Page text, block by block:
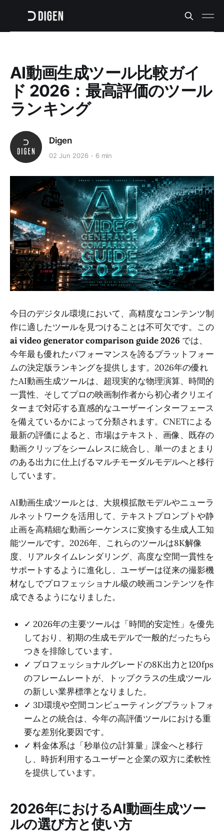
AI動画生成ツール比較ガイ
ド 2026：最高評価のツール
ランキング
Digen
02 Jun 2026 6 min
今日のデジタル環境において、高精度なコンテンツ制
作に適したツールを見つけることは不可欠です。この
ai video generator comparison guide 2026 では、
今年最も優れたパフォーマンスを誇るプラットフォー
ムの決定版ランキングを提供します。2026年の優れ
たAI動画生成ツールは、超現実的な物理演算、時間的
一貫性、そしてプロの映画制作者から初心者クリエイ
ターまで対応する直感的なユーザーインターフェース
を備えているかによって分類されます。CNETによる
最新の評価によると、市場はテキスト、画像、既存の
動画クリップをシームレスに統合し、単一のまとまり
のある出力に仕上げるマルチモーダルモデルへと移行
しています。
AI動画生成ツールとは、大規模拡散モデルやニューラ
ルネットワークを活用して、テキストプロンプトや静
止画を高精細な動画シーケンスに変換する生成人工知
能ツールです。2026年、これらのツールは8K解像
度、リアルタイムレンダリング、高度な空間一貫性を
サポートするように進化し、ユーザーは従来の撮影機
材なしでプロフェッショナル級の映画コンテンツを作
成できるようになりました。
✓ 2026年の主要ツールは「時間的安定性」を優先
しており、初期の生成モデルで一般的だったちら
つきを排除しています。
✓ プロフェッショナルグレードの8K出力と120fps
のフレームレートが、トップクラスの生成ツール
の新しい業界標準となりました。
✓ 3D環境や空間コンピューティングプラットフォ
ームとの統合は、今年の高評価ツールにおける重
要な差別化要因です。
✓ 料金体系は「秒単位の計算量」課金へと移行
し、時折利用するユーザーと企業の双方に柔軟性
を提供しています。
2026年におけるAI動画生成ツー
ルの選び方と使い方